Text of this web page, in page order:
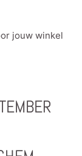
jouw winkel